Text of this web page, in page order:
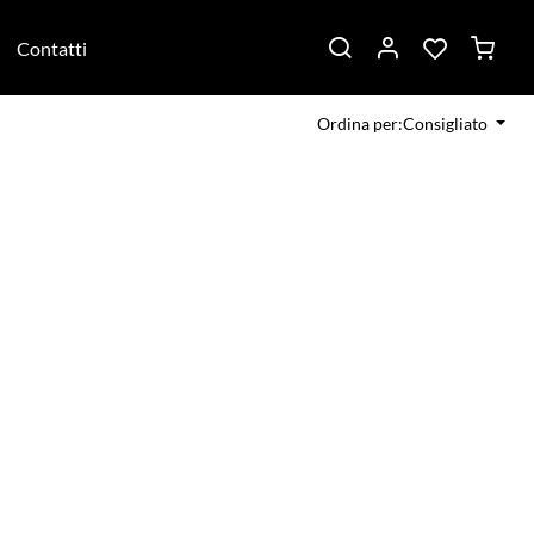
Contatti
Ordina per:Consigliato